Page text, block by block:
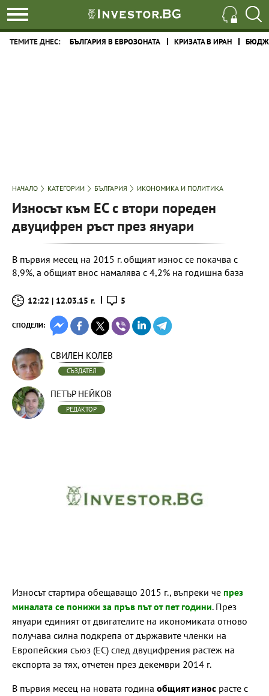
ТЕМИТЕ ДНЕС: БЪЛГАРИЯ В ЕВРОЗОНАТА КРИЗАТА В ИРАН
НАЧАЛО КАТЕГОРИИ БЪЛГАРИЯ ИКОНОМИКА И ПОЛИТИКА
Износът към ЕС с втори пореден
двуцифрен ръст през януари
В първия месец на 2015 г. общият износ се покачва с
8,9%, а общият внос намалява с 4,2% на годишна база
12:22 | 12.03.15 г. 5
СПОДЕЛИ:
СВИЛЕН КОЛЕВ
СЪЗДАТЕЛ
ПЕТЪР НЕЙКОВ
РЕДАКТОР
Износът стартира обещаващо 2015 г., въпреки че през
миналата се понижи за пръв път от пет години. През
януари единият от двигателите на икономиката отново
получава силна подкрепа от държавите членки на
Европейския съюз (ЕС) след двуцифрения растеж на
експорта за тях, отчетен през декември 2014 г.
В първия месец на новата година общият износ расте с